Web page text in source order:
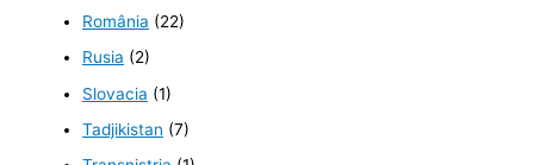
România (22)
Rusia (2)
Slovacia (1)
Tadjikistan (7)